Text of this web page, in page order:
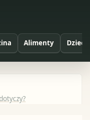
Alimenty Dzieci